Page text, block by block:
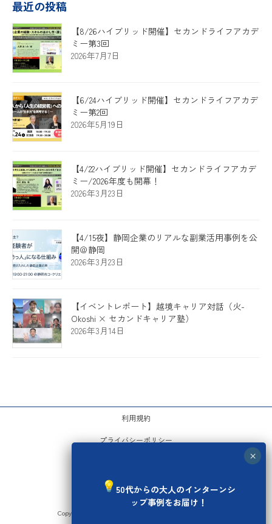
最近の投稿
【8/26ハイブリッド開催】セカンドライフアカデ
ミー第3回
2026年7月7日
【6/24ハイブリッド開催】セカンドライフアカデ
ミー第2回
2026年5月19日
【4/22ハイブリッド開催】セカンドライフアカデ
ミー/2026年度も開幕！
2026年3月23日
【4/15夜】静岡企業のリアルな副業活用事例を公
開＠静岡
2026年3月23日
【イベントレポート】越境キャリア対話（火-
Okoshi × セカンドキャリア塾）
2026年3月14日
利用規約
プライバシーポリシー
お問い合わせ
Copyright © セカンドキャリア塾 All Rights Reserved.
50代からの大人のインターンシ
ップ事例をお届け！